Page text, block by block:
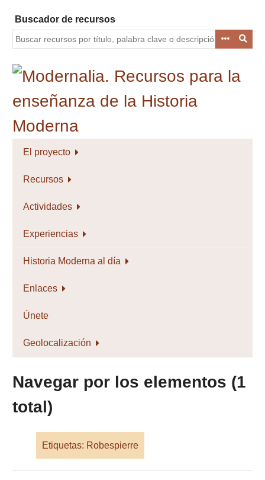
contenido
principal
Buscador de recursos
El proyecto
Recursos
Actividades
Experiencias
Historia Moderna al día
Enlaces
Únete
Geolocalización
Navegar por los elementos (1
total)
Etiquetas: Robespierre